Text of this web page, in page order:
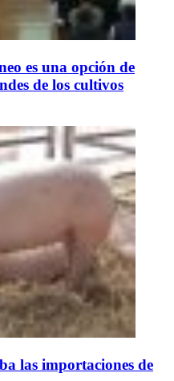
es una opción de
de los cultivos
las importaciones de